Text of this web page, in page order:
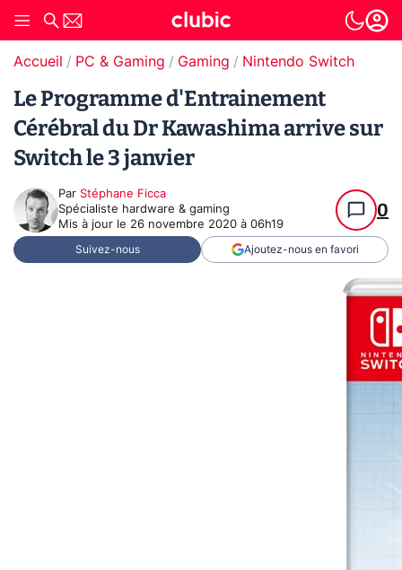
Accueil PC & Gaming Gaming Nintendo Switch
Le Programme d'Entrainement
Cérébral du Dr Kawashima arrive sur
Switch le 3 janvier
Par Stéphane Ficca
Spécialiste hardware & gaming
Mis à jour le 26 novembre 2020 à 06h19
0
Suivez-nous Ajoutez-nous en favori